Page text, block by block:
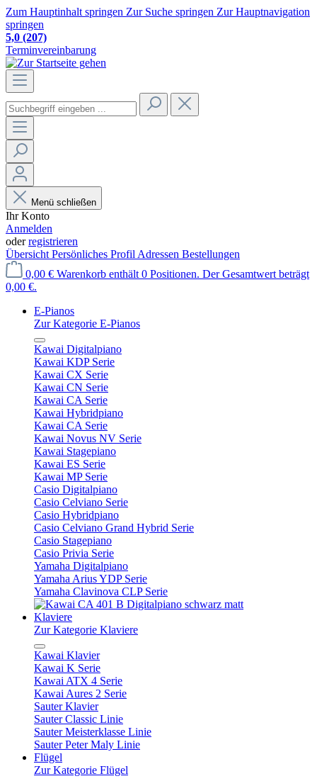
Zum Hauptinhalt springen Zur Suche springen Zur Hauptnavigation
springen
5,0 (207)
Terminvereinbarung
Menü schließen
Ihr Konto
Anmelden
oderregistrieren
Übersicht Persönliches Profil Adressen Bestellungen
0,00 € Warenkorb enthält 0 Positionen. Der Gesamtwert beträgt
0,00 €.
E-Pianos
Zur Kategorie E-Pianos
Kawai Digitalpiano
Kawai KDP Serie
Kawai CX Serie
Kawai CN Serie
Kawai CA Serie
Kawai Hybridpiano
Kawai CA Serie
Kawai Novus NV Serie
Kawai Stagepiano
Kawai ES Serie
Kawai MP Serie
Casio Digitalpiano
Casio Celviano Serie
Casio Hybridpiano
Casio Celviano Grand Hybrid Serie
Casio Stagepiano
Casio Privia Serie
Yamaha Digitalpiano
Yamaha Arius YDP Serie
Yamaha Clavinova CLP Serie
Klaviere
Zur Kategorie Klaviere
Kawai Klavier
Kawai K Serie
Kawai ATX 4 Serie
Kawai Aures 2 Serie
Sauter Klavier
Sauter Classic Linie
Sauter Meisterklasse Linie
Sauter Peter Maly Linie
Flügel
Zur Kategorie Flügel